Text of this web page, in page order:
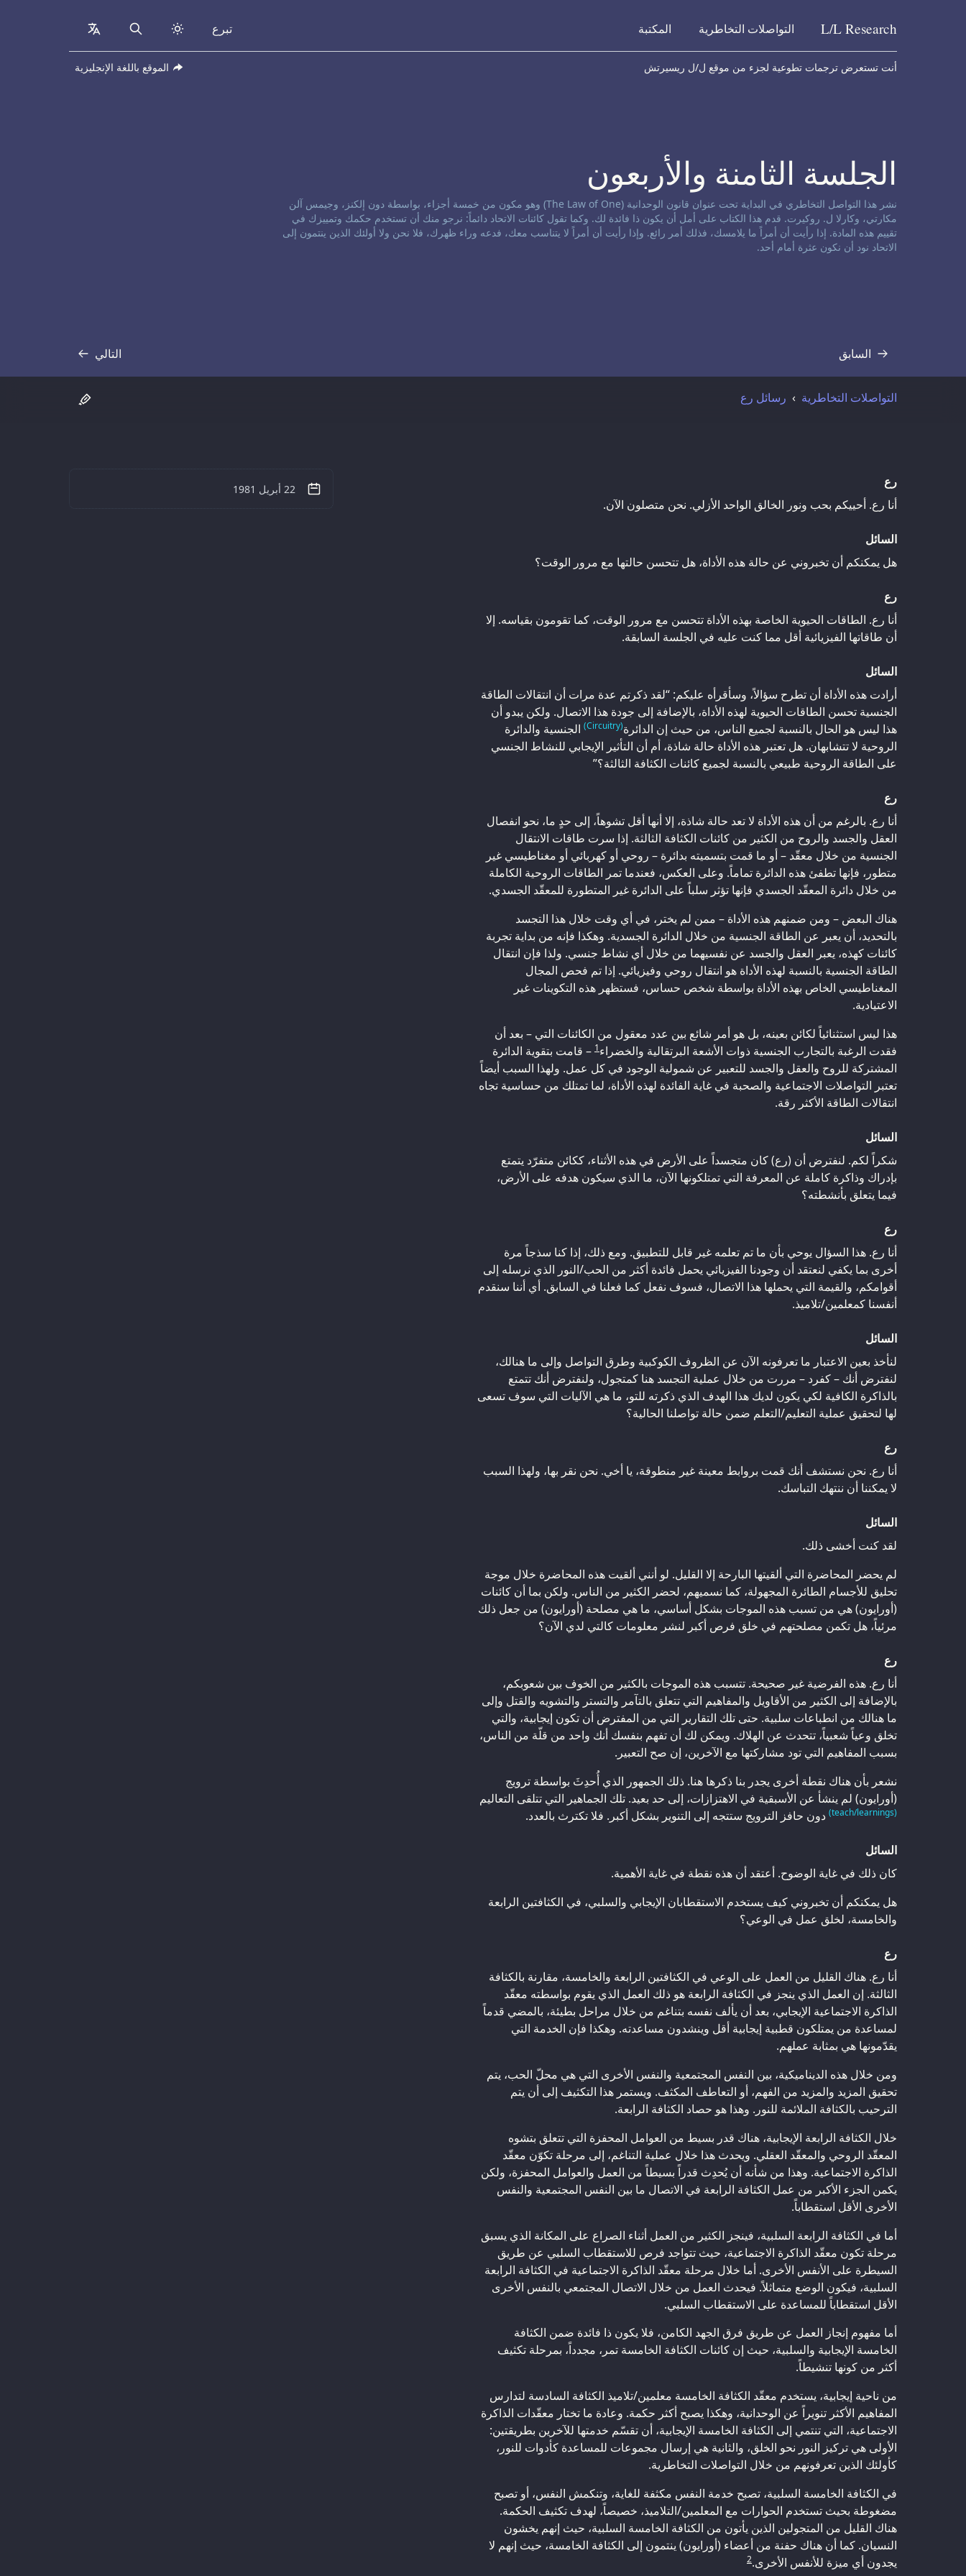
Skip to content
L/L Research التواصلات التخاطرية المكتبة تبرع Search
collapsed
أنت تستعرض ترجمات تطوعية لجزء من موقع ل/ل ريسيرتش الموقع باللغة الإنجليزية
الجلسة الثامنة والأربعون
إخلاء مسؤولية حول التواصل التخاطري:
نشر هذا التواصل التخاطري في البداية تحت عنوان قانون الوحدانية (The Law of One) وهو مكون من خمسة أجزاء، بواسطة دون إلكنز، وجيمس آلن
مكارتي، وكارلا ل. روكيرت. قدم هذا الكتاب على أمل أن يكون ذا فائدة لك. وكما تقول كائنات الاتحاد دائماً: نرجو منك أن تستخدم حكمك وتمييزك في
تقييم هذه المادة. إذا رأيت أن أمراً ما يلامسك، فذلك أمر رائع. وإذا رأيت أن أمراً لا يتناسب معك، فدعه وراء ظهرك، فلا نحن ولا أولئك الذين ينتمون إلى
الاتحاد نود أن نكون عثرة أمام أحد.
السابقنص التالي
نص
التواصلات التخاطرية رسائل رع
رع
أنا رع. أحييكم بحب ونور الخالق الواحد الأزلي. نحن متصلون الآن.
السائل
هل يمكنكم أن تخبروني عن حالة هذه الأداة، هل تتحسن حالتها مع مرور الوقت؟
رع
أنا رع. الطاقات الحيوية الخاصة بهذه الأداة تتحسن مع مرور الوقت، كما تقومون بقياسه. إلا
أن طاقاتها الفيزيائية أقل مما كنت عليه في الجلسة السابقة.
السائل
أرادت هذه الأداة أن تطرح سؤالاً، وسأقرأه عليكم: “لقد ذكرتم عدة مرات أن انتقالات الطاقة
الجنسية تحسن الطاقات الحيوية لهذه الأداة، بالإضافة إلى جودة هذا الاتصال. ولكن يبدو أن
هذا ليس هو الحال بالنسبة لجميع الناس، من حيث إن الدائرة(Circuitry)
الجنسية والدائرة
الروحية لا تتشابهان. هل تعتبر هذه الأداة حالة شاذة، أم أن التأثير الإيجابي للنشاط الجنسي
على الطاقة الروحية طبيعي بالنسبة لجميع كائنات الكثافة الثالثة؟”
رع
أنا رع. بالرغم من أن هذه الأداة لا تعد حالة شاذة، إلا أنها أقل تشوهاً، إلى حدٍ ما، نحو انفصال
العقل والجسد والروح من الكثير من كائنات الكثافة الثالثة. إذا سرت طاقات الانتقال
الجنسية من خلال معقّد – أو ما قمت بتسميته بدائرة – روحي أو كهربائي أو مغناطيسي غير
متطور، فإنها تطفئ هذه الدائرة تماماً. وعلى العكس، فعندما تمر الطاقات الروحية الكاملة
من خلال دائرة المعقّد الجسدي فإنها تؤثر سلباً على الدائرة غير المتطورة للمعقّد الجسدي.
هناك البعض – ومن ضمنهم هذه الأداة – ممن لم يختر، في أي وقت خلال هذا التجسد
بالتحديد، أن يعبر عن الطاقة الجنسية من خلال الدائرة الجسدية. وهكذا فإنه من بداية تجربة
كائنات كهذه، يعبر العقل والجسد عن نفسيهما من خلال أي نشاط جنسي. ولذا فإن انتقال
الطاقة الجنسية بالنسبة لهذه الأداة هو انتقال روحي وفيزيائي. إذا تم فحص المجال
المغناطيسي الخاص بهذه الأداة بواسطة شخص حساس، فستظهر هذه التكوينات غير
الاعتيادية.
هذا ليس استثنائياً لكائن بعينه، بل هو أمر شائع بين عدد معقول من الكائنات التي – بعد أن
فقدت الرغبة بالتجارب الجنسية ذوات الأشعة البرتقالية والخضراء1 – قامت بتقوية الدائرة
المشتركة للروح والعقل والجسد للتعبير عن شمولية الوجود في كل عمل. ولهذا السبب أيضاً
تعتبر التواصلات الاجتماعية والصحبة في غاية الفائدة لهذه الأداة، لما تمتلك من حساسية تجاه
انتقالات الطاقة الأكثر رقة.
السائل
شكراً لكم. لنفترض أن (رع) كان متجسداً على الأرض في هذه الأثناء، ككائن متفرّد يتمتع
بإدراك وذاكرة كاملة عن المعرفة التي تمتلكونها الآن، ما الذي سيكون هدفه على الأرض،
فيما يتعلق بأنشطته؟
رع
أنا رع. هذا السؤال يوحي بأن ما تم تعلمه غير قابل للتطبيق. ومع ذلك، إذا كنا سذجاً مرة
أخرى بما يكفي لنعتقد أن وجودنا الفيزيائي يحمل فائدة أكثر من الحب/النور الذي نرسله إلى
أقوامكم، والقيمة التي يحملها هذا الاتصال، فسوف نفعل كما فعلنا في السابق. أي أننا سنقدم
أنفسنا كمعلمين/تلاميذ.
السائل
لنأخذ بعين الاعتبار ما تعرفونه الآن عن الظروف الكوكبية وطرق التواصل وإلى ما هنالك،
لنفترض أنك – كفرد – مررت من خلال عملية التجسد هنا كمتجول، ولنفترض أنك تتمتع
بالذاكرة الكافية لكي يكون لديك هذا الهدف الذي ذكرته للتو، ما هي الآليات التي سوف تسعى
لها لتحقيق عملية التعليم/التعلم ضمن حالة تواصلنا الحالية؟
رع
أنا رع. نحن نستشف أنك قمت بروابط معينة غير منطوقة، يا أخي. نحن نقر بها، ولهذا السبب
لا يمكننا أن ننتهك التباسك.
السائل
لقد كنت أخشى ذلك.
لم يحضر المحاضرة التي ألقيتها البارحة إلا القليل. لو أنني ألقيت هذه المحاضرة خلال موجة
تحليق للأجسام الطائرة المجهولة، كما نسميهم، لحضر الكثير من الناس. ولكن بما أن كائنات
(أورايون) هي من تسبب هذه الموجات بشكل أساسي، ما هي مصلحة (أورايون) من جعل ذلك
مرئياً، هل تكمن مصلحتهم في خلق فرص أكبر لنشر معلومات كالتي لدي الآن؟
رع
أنا رع. هذه الفرضية غير صحيحة. تتسبب هذه الموجات بالكثير من الخوف بين شعوبكم،
بالإضافة إلى الكثير من الأقاويل والمفاهيم التي تتعلق بالتآمر والتستر والتشويه والقتل وإلى
ما هنالك من انطباعات سلبية. حتى تلك التقارير التي من المفترض أن تكون إيجابية، والتي
تخلق وعياً شعبياً، تتحدث عن الهلاك. ويمكن لك أن تفهم بنفسك أنك واحد من قلّة من الناس،
بسبب المفاهيم التي تود مشاركتها مع الآخرين، إن صح التعبير.
نشعر بأن هناك نقطة أخرى يجدر بنا ذكرها هنا. ذلك الجمهور الذي أُحدِثَ بواسطة ترويج
(أورايون) لم ينشأ عن الأسبقية في الاهتزازات، إلى حد بعيد. تلك الجماهير التي تتلقى التعاليم
(teach/learnings) دون حافز الترويج ستتجه إلى التنوير بشكل أكبر. فلا تكترث بالعدد.
السائل
كان ذلك في غاية الوضوح. أعتقد أن هذه نقطة في غاية الأهمية.
هل يمكنكم أن تخبروني كيف يستخدم الاستقطابان الإيجابي والسلبي، في الكثافتين الرابعة
والخامسة، لخلق عمل في الوعي؟
رع
أنا رع. هناك القليل من العمل على الوعي في الكثافتين الرابعة والخامسة، مقارنة بالكثافة
الثالثة. إن العمل الذي ينجز في الكثافة الرابعة هو ذلك العمل الذي يقوم بواسطته معقّد
الذاكرة الاجتماعية الإيجابي، بعد أن يألف نفسه بتناغم من خلال مراحل بطيئة، بالمضي قدماً
لمساعدة من يمتلكون قطبية إيجابية أقل وينشدون مساعدته. وهكذا فإن الخدمة التي
يقدّمونها هي بمثابة عملهم.
ومن خلال هذه الديناميكية، بين النفس المجتمعية والنفس الأخرى التي هي محلّ الحب، يتم
تحقيق المزيد والمزيد من الفهم، أو التعاطف المكثف. ويستمر هذا التكثيف إلى أن يتم
الترحيب بالكثافة الملائمة للنور. وهذا هو حصاد الكثافة الرابعة.
خلال الكثافة الرابعة الإيجابية، هناك قدر بسيط من العوامل المحفزة التي تتعلق بتشوه
المعقّد الروحي والمعقّد العقلي. ويحدث هذا خلال عملية التناغم، إلى مرحلة تكوّن معقّد
الذاكرة الاجتماعية. وهذا من شأنه أن يُحدِث قدراً بسيطاً من العمل والعوامل المحفزة، ولكن
يكمن الجزء الأكبر من عمل الكثافة الرابعة في الاتصال ما بين النفس المجتمعية والنفس
الأخرى الأقل استقطاباً.
أما في الكثافة الرابعة السلبية، فينجز الكثير من العمل أثناء الصراع على المكانة الذي يسبق
مرحلة تكون معقّد الذاكرة الاجتماعية، حيث تتواجد فرص للاستقطاب السلبي عن طريق
السيطرة على الأنفس الأخرى. أما خلال مرحلة معقّد الذاكرة الاجتماعية في الكثافة الرابعة
السلبية، فيكون الوضع متماثلاً. فيحدث العمل من خلال الاتصال المجتمعي بالنفس الأخرى
الأقل استقطاباً للمساعدة على الاستقطاب السلبي.
أما مفهوم إنجاز العمل عن طريق فرق الجهد الكامن، فلا يكون ذا فائدة ضمن الكثافة
الخامسة الإيجابية والسلبية، حيث إن كائنات الكثافة الخامسة تمر، مجدداً، بمرحلة تكثيف
أكثر من كونها تنشيطاً.
من ناحية إيجابية، يستخدم معقّد الكثافة الخامسة معلمين/تلاميذ الكثافة السادسة لتدارس
المفاهيم الأكثر تنويراً عن الوحدانية، وهكذا يصبح أكثر حكمة. وعادة ما تختار معقّدات الذاكرة
الاجتماعية، التي تنتمي إلى الكثافة الخامسة الإيجابية، أن تقسّم خدمتها للآخرين بطريقتين:
الأولى هي تركيز النور نحو الخلق، والثانية هي إرسال مجموعات للمساعدة كأدوات للنور،
كأولئك الذين تعرفونهم من خلال التواصلات التخاطرية.
في الكثافة الخامسة السلبية، تصبح خدمة النفس مكثفة للغاية، وتنكمش النفس، أو تصبح
مضغوطة بحيث تستخدم الحوارات مع المعلمين/التلاميذ، خصيصاً، لهدف تكثيف الحكمة.
هناك القليل من المتجولين الذين يأتون من الكثافة الخامسة السلبية، حيث إنهم يخشون
النسيان. كما أن هناك حفنة من أعضاء (أورايون) ينتمون إلى الكثافة الخامسة، حيث إنهم لا
يجدون أي ميزة للأنفس الأخرى.2
22 أبريل 1981